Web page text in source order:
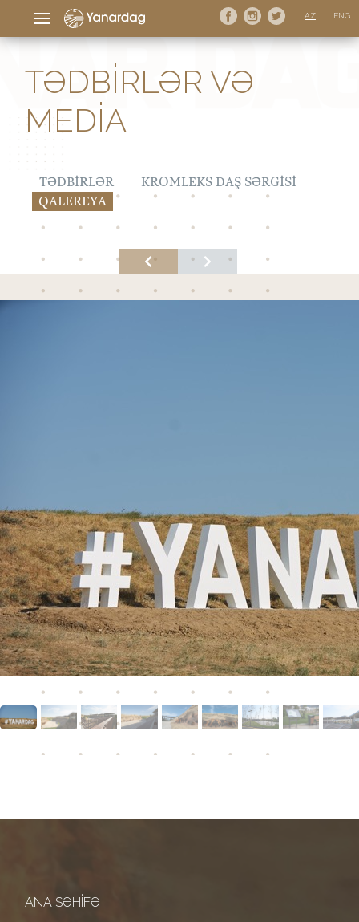
AZ ENG
TƏDBIRLƏR VƏ
MEDIA
TƏDBIRLƏR
KROMLEKS DAŞ SƏRGISI
QALEREYA
ANA SƏHIFƏ